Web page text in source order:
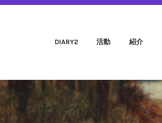
DIARY2 活動 紹介